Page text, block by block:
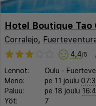
Hotel Boutique Tao
Corralejo,
4,4/5
Lennot: Oulu -
Meno:
pe 11 joulu
Paluu:
pe 18 joulu
Yöt:
7